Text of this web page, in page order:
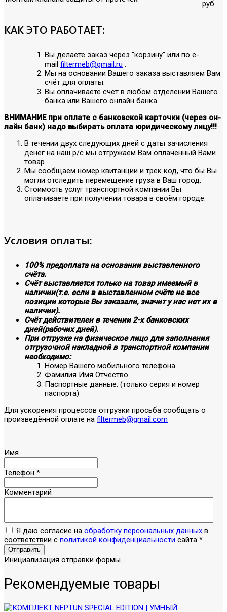
руб.
КАК ЭТО РАБОТАЕТ:
Вы делаете заказ через "корзину" или по е-
mail filtermeb@gmail.ru .
Мы на основании Вашего заказа выставляем Вам
счёт для оплаты.
Вы оплачиваете счёт в любом отделении Вашего
банка или Вашего онлайн банка.
ВНИМАНИЕ при оплате с банковской карточки (через он-
лайн банк) надо выбирать оплата юридическому лицу!!!
В течении двух следующих дней с даты зачисления
денег на наш р/с мы отгружаем Вам оплаченный Вами
товар.
Мы сообщаем номер квитанции и трек код, что бы Вы
могли отследить перемещение груза в Ваш город.
Стоимость услуг транспортной компании Вы
оплачиваете при получении товара в своём городе.
Условия оплаты:
100% предоплата на основании выставленного
счёта.
Счёт выставляется только на товар имеемый в
наличии(т.е. если в выставленном счёте не все
позиции которые Вы заказали, значит у нас нет их в
наличии).
Счёт действителен в течении 2-х банковских
дней(рабочих дней).
При отгрузке на физическое лицо для заполнения
отгрузочной накладной в транспортной компании
необходимо:
Номер Вашего мобильного телефона
Фамилия Имя Отчество
Паспортные данные: (только серия и номер
паспорта)
Для ускорения процессов отгрузки просьба сообщать о
произведённой оплате на filtermeb@gmail.com
Имя
Телефон *
Комментарий
Я даю согласие на обработку персональных данных в
соответствии с политикой конфиденциальности сайта *
Отправить
Инициализация отправки формы...
Рекомендуемые товары